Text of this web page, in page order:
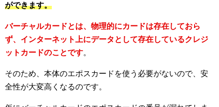
ができます。
バーチャルカードとは、物理的にカードは存在しておら
ず、インターネット上にデータとして存在しているクレジ
ットカードのことです。
そのため、本体のエポスカードを使う必要がないので、安
全性が大変高くなるのです。